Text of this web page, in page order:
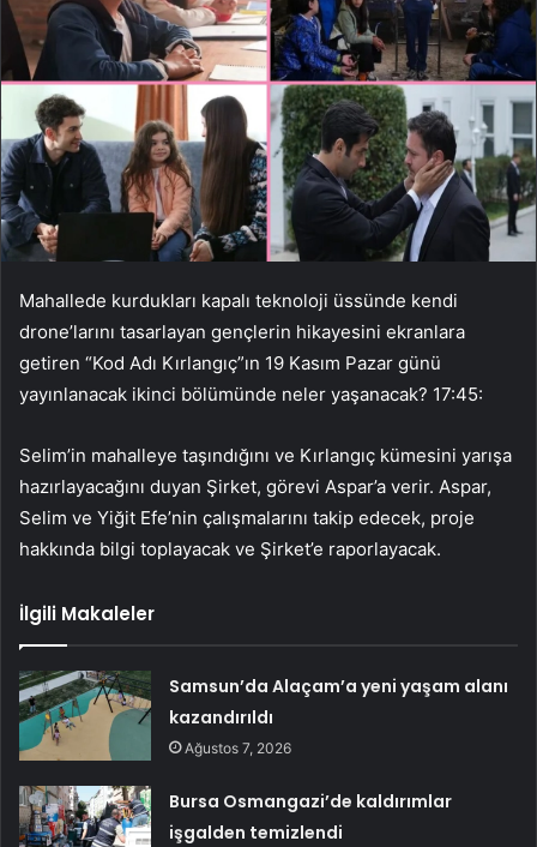
Mahallede kurdukları kapalı teknoloji üssünde kendi
drone’larını tasarlayan gençlerin hikayesini ekranlara
getiren “Kod Adı Kırlangıç”ın 19 Kasım Pazar günü
yayınlanacak ikinci bölümünde neler yaşanacak? 17:45:
Selim’in mahalleye taşındığını ve Kırlangıç ​​kümesini yarışa
hazırlayacağını duyan Şirket, görevi Aspar’a verir. Aspar,
Selim ve Yiğit Efe’nin çalışmalarını takip edecek, proje
hakkında bilgi toplayacak ve Şirket’e raporlayacak.
İlgili Makaleler
Samsun’da Alaçam’a yeni yaşam alanı
kazandırıldı
Ağustos 7, 2026
Bursa Osmangazi’de kaldırımlar
işgalden temizlendi